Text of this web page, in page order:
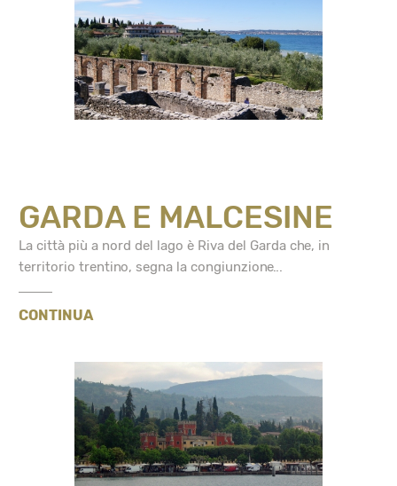
GARDA E MALCESINE
La città più a nord del lago è Riva del Garda che, in
territorio trentino, segna la congiunzione...
CONTINUA